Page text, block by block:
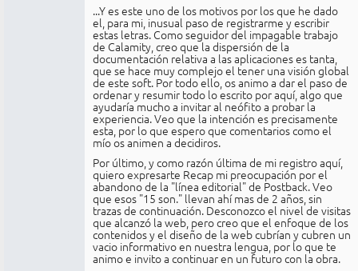
...Y es este uno de los motivos por los que he dado
el, para mi, inusual paso de registrarme y escribir
estas letras. Como seguidor del impagable trabajo
de Calamity, creo que la dispersión de la
documentación relativa a las aplicaciones es tanta,
que se hace muy complejo el tener una visión global
de este soft. Por todo ello, os animo a dar el paso de
ordenar y resumir todo lo escrito por aquí, algo que
ayudaría mucho a invitar al neófito a probar la
experiencia. Veo que la intención es precisamente
esta, por lo que espero que comentarios como el
mío os animen a decidiros.
Por último, y como razón última de mi registro aquí,
quiero expresarte Recap mi preocupación por el
abandono de la "línea editorial" de Postback. Veo
que esos "15 son." llevan ahí mas de 2 años, sin
trazas de continuación. Desconozco el nivel de visitas
que alcanzó la web, pero creo que el enfoque de los
contenidos y el diseño de la web cubrían y cubren un
vacio informativo en nuestra lengua, por lo que te
animo e invito a continuar en un futuro con la obra.